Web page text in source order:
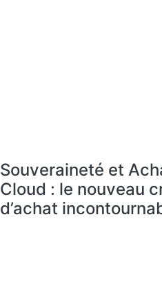
Souveraineté et
Cloud : le nouveau
d’achat